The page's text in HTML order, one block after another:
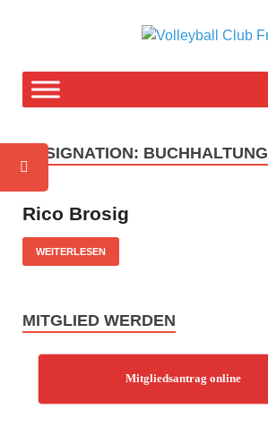
DESIGNATION: BUCHHALTUNG
Rico Brosig
WEITERLESEN
MITGLIED WERDEN
Mitgliedsantrag online